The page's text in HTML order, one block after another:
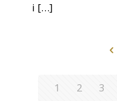
i […]
1 2 3